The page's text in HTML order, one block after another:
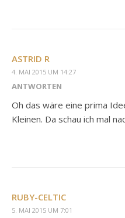
ASTRID R
4. MAI 2015 UM 14:27
ANTWORTEN
Oh das wäre eine prima
Kleinen. Da schau ich mal
RUBY-CELTIC
5. MAI 2015 UM 7:01